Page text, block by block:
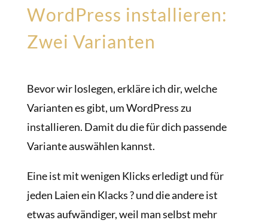
WordPress installieren:
Zwei Varianten
Bevor wir loslegen, erkläre ich dir, welche
Varianten es gibt, um WordPress zu
installieren. Damit du die für dich passende
Variante auswählen kannst.
Eine ist mit wenigen Klicks erledigt und für
jeden Laien ein Klacks ? und die andere ist
etwas aufwändiger, weil man selbst mehr